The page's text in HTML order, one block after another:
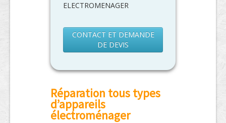
ELECTROMENAGER
CONTACT ET DEMANDE
DE DEVIS
Réparation tous types
d’appareils
électroménager